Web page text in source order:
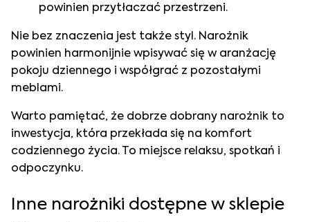
powinien przytłaczać przestrzeni.
Nie bez znaczenia jest także styl. Narożnik
powinien harmonijnie wpisywać się w aranżację
pokoju dziennego i współgrać z pozostałymi
meblami.
Warto pamiętać, że dobrze dobrany narożnik to
inwestycja, która przekłada się na komfort
codziennego życia. To miejsce relaksu, spotkań i
odpoczynku.
Inne narożniki dostępne w sklepie